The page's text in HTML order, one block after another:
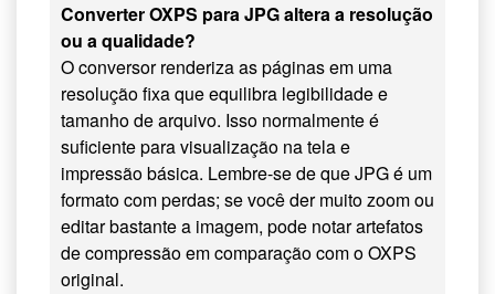
Converter OXPS para JPG altera a resolução
ou a qualidade?
O conversor renderiza as páginas em uma
resolução fixa que equilibra legibilidade e
tamanho de arquivo. Isso normalmente é
suficiente para visualização na tela e
impressão básica. Lembre-se de que JPG é um
formato com perdas; se você der muito zoom ou
editar bastante a imagem, pode notar artefatos
de compressão em comparação com o OXPS
original.